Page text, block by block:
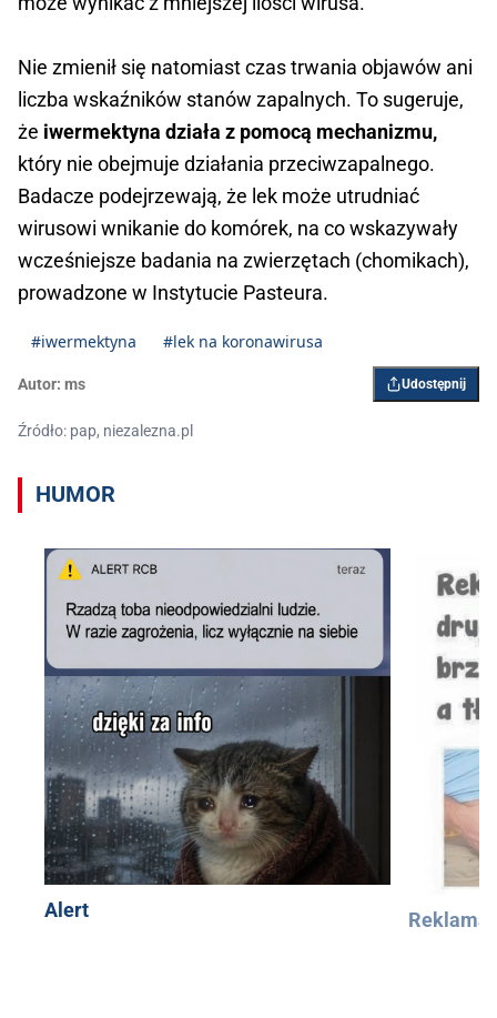
Nie zmienił się natomiast czas trwania objawów ani
liczba wskaźników stanów zapalnych. To sugeruje,
że iwermektyna działa z pomocą mechanizmu,
który nie obejmuje działania przeciwzapalnego.
Badacze podejrzewają, że lek może utrudniać
wirusowi wnikanie do komórek, na co wskazywały
wcześniejsze badania na zwierzętach (chomikach),
prowadzone w Instytucie Pasteura.
#iwermektyna #lek na koronawirusa
Autor: ms Udostępnij
Źródło: pap, niezalezna.pl
HUMOR
Alert Reklama